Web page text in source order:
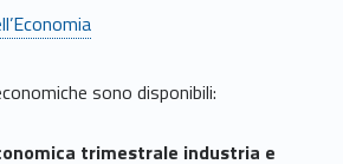
sono disponibili:
trimestrale industria e